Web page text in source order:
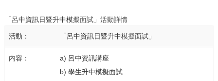
「呂中資訊日暨升中模擬面試」活動詳情
活動： 「呂中資訊日暨升中模擬面試」
内容：
a) 呂中資訊講座
b) 學生升中模擬面試